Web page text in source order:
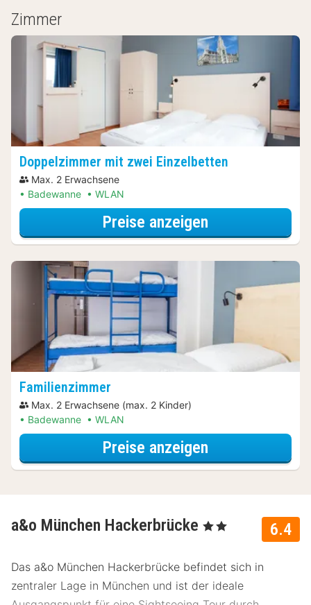
Zimmer
Doppelzimmer mit zwei Einzelbetten
Max. 2 Erwachsene
Badewanne
WLAN
Preise anzeigen
Familienzimmer
Max. 2 Erwachsene (max. 2 Kinder)
Badewanne
WLAN
Preise anzeigen
6.4
a&o München Hackerbrücke , 2 Sterne
Das a&o München Hackerbrücke befindet sich in
zentraler Lage in München und ist der ideale